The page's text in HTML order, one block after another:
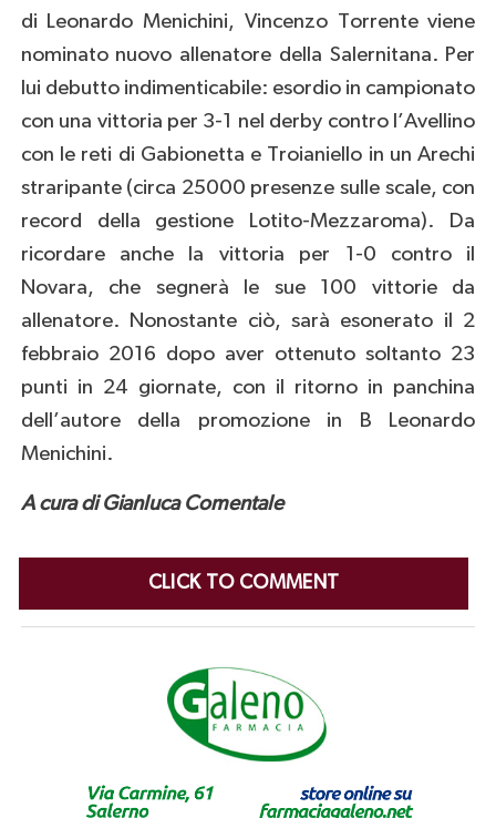
di Leonardo Menichini, Vincenzo Torrente viene
nominato nuovo allenatore della Salernitana. Per
lui debutto indimenticabile: esordio in campionato
con una vittoria per 3-1 nel derby contro l’Avellino
con le reti di Gabionetta e Troianiello in un Arechi
straripante (circa 25000 presenze sulle scale, con
record della gestione Lotito-Mezzaroma). Da
ricordare anche la vittoria per 1-0 contro il
Novara, che segnerà le sue 100 vittorie da
allenatore. Nonostante ciò, sarà esonerato il 2
febbraio 2016 dopo aver ottenuto soltanto 23
punti in 24 giornate, con il ritorno in panchina
dell’autore della promozione in B Leonardo
Menichini.
A cura di Gianluca Comentale
CLICK TO COMMENT